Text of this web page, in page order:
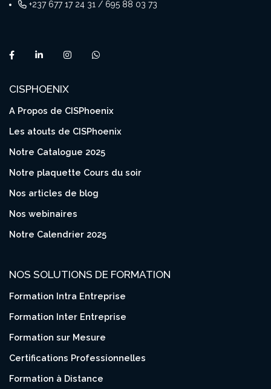
+237 677 17 24 31 / 695 88 03 73
CISPHOENIX
A Propos de CISPhoenix
Les atouts de CISPhoenix
Notre Catalogue 2025
Notre plaquette Cours du soir
Nos articles de blog
Nos webinaires
Notre Calendrier 2025
NOS SOLUTIONS DE FORMATION
Formation Intra Entreprise
Formation Inter Entreprise
Formation sur Mesure
Certifications Professionnelles
Formation à Distance